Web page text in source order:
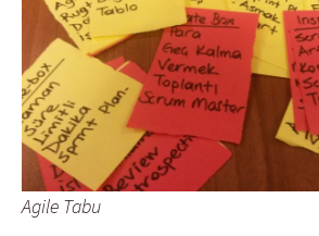
Agile Tabu